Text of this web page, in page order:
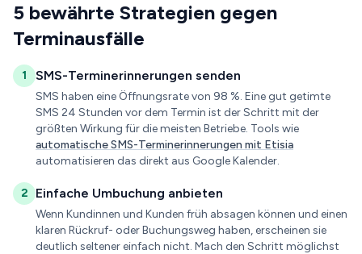
5 bewährte Strategien gegen
Terminausfälle
1 SMS-Terminerinnerungen senden
SMS haben eine Öffnungsrate von 98 %. Eine gut getimte
SMS 24 Stunden vor dem Termin ist der Schritt mit der
größten Wirkung für die meisten Betriebe. Tools wie
automatische SMS-Terminerinnerungen mit Etisia
automatisieren das direkt aus Google Kalender.
2 Einfache Umbuchung anbieten
Wenn Kundinnen und Kunden früh absagen können und einen
klaren Rückruf- oder Buchungsweg haben, erscheinen sie
deutlich seltener einfach nicht. Mach den Schritt möglichst